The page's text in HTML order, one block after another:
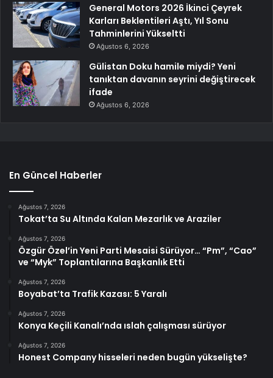
General Motors 2026 İkinci Çeyrek
Karları Beklentileri Aştı, Yıl Sonu
Tahminlerini Yükseltti
Ağustos 6, 2026
Gülistan Doku hamile miydi? Yeni
tanıktan davanın seyrini değiştirecek
ifade
Ağustos 6, 2026
En Güncel Haberler
Ağustos 7, 2026
Tokat’ta Su Altında Kalan Mezarlık ve Araziler
Ağustos 7, 2026
Özgür Özel’in Yeni Parti Mesaisi Sürüyor… “Pm”, “Cao”
ve “Myk” Toplantılarına Başkanlık Etti
Ağustos 7, 2026
Boyabat’ta Trafik Kazası: 5 Yaralı
Ağustos 7, 2026
Konya Keçili Kanalı’nda ıslah çalışması sürüyor
Ağustos 7, 2026
Honest Company hisseleri neden bugün yükselişte?